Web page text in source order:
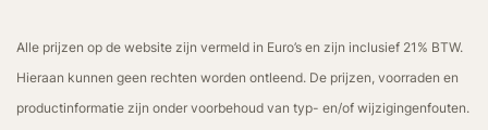
Alle prijzen op de website zijn vermeld in Euro’s en zijn inclusief 21% BTW.
Hieraan kunnen geen rechten worden ontleend. De prijzen, voorraden en
productinformatie zijn onder voorbehoud van typ- en/of wijzigingenfouten.